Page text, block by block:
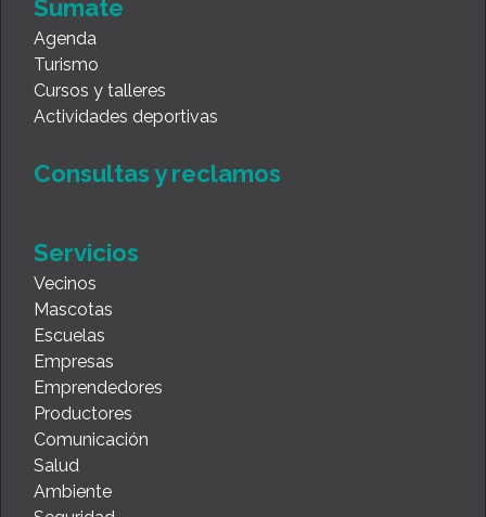
Sumate
Agenda
Turismo
Cursos y talleres
Actividades deportivas
Consultas y reclamos
Servicios
Vecinos
Mascotas
Escuelas
Empresas
Emprendedores
Productores
Comunicación
Salud
Ambiente